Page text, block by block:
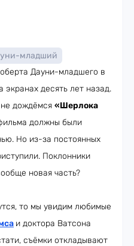
младший
Дауни-младшего в
экранах десять лет назад.
дождёмся «Шерлока
должны были
Но из-за постоянных
Поклонники
новая часть?
то мы увидим любимые
и доктора Ватсона
съёмки откладывают